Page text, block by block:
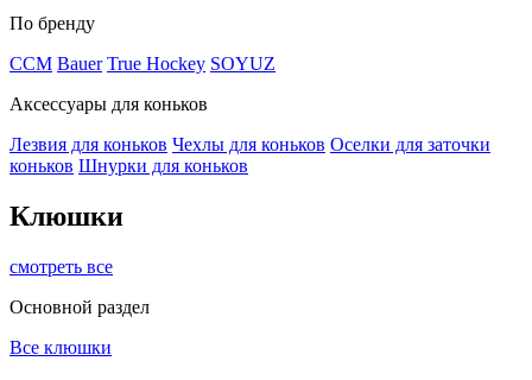
По бренду
ССМ Bauer True Hockey SOYUZ
Аксессуары для коньков
Лезвия для коньков Чехлы для коньков Оселки для заточки
коньков Шнурки для коньков
Клюшки
смотреть все
Основной раздел
Все клюшки